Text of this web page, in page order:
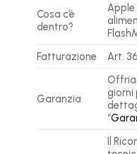
Cosa c’è
dentro?
Apple
Fatturazione
Art.
Garanzia
giorni
“
Il